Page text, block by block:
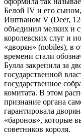
Белой IV и его
Иштваном V (Deer,
объединил мелких и
королевских слуг и
«дворян» (nobiles), в
времени стали
Булла закрепила за
государственной
государственное
комитата. В этом
признание органа
гарантировала
«баронов», которые
советников короля.